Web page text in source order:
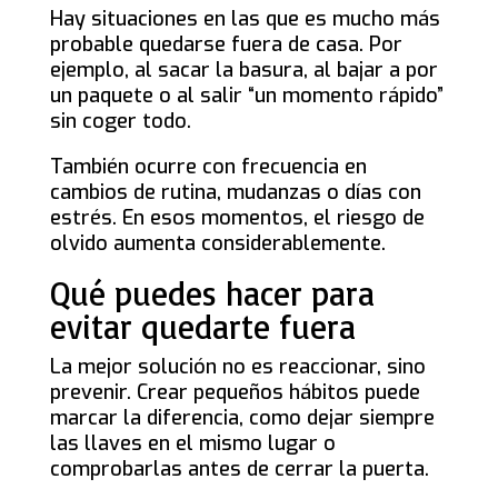
Hay situaciones en las que es mucho más
probable quedarse fuera de casa. Por
ejemplo, al sacar la basura, al bajar a por
un paquete o al salir “un momento rápido”
sin coger todo.
También ocurre con frecuencia en
cambios de rutina, mudanzas o días con
estrés. En esos momentos, el riesgo de
olvido aumenta considerablemente.
Qué puedes hacer para
evitar quedarte fuera
La mejor solución no es reaccionar, sino
prevenir. Crear pequeños hábitos puede
marcar la diferencia, como dejar siempre
las llaves en el mismo lugar o
comprobarlas antes de cerrar la puerta.